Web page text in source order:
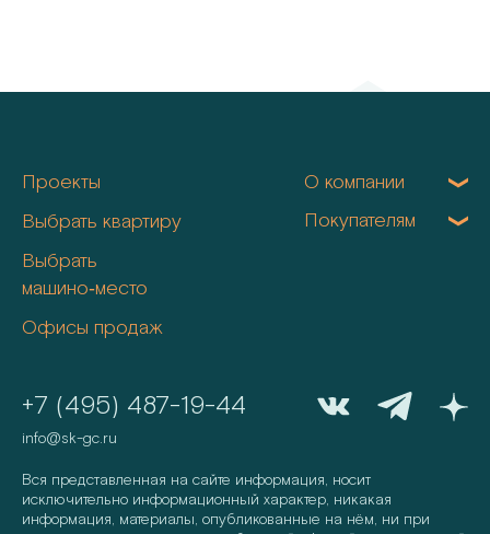
Проекты
Выбрать квартиру
Выбрать
машино‑место
Офисы продаж
О компании
Покупателям
+7 (495) 487-19-44
info@sk-gc.ru
Вся представленная на сайте информация, носит
исключительно информационный характер, никакая
информация, материалы, опубликованные на нём, ни при